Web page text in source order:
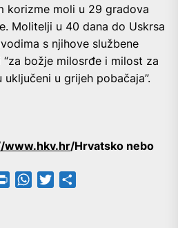
korizme moli u 29 gradova
Molitelji u 40 dana do Uskrsa
s njihove službene
božje milosrđe i milost za
uključeni u grijeh pobačaja”.
www.hkv.hr/Hrvatsko nebo
PrintFriendly
WhatsApp
Twitter